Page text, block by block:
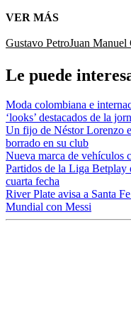
VER MÁS
Gustavo PetroJuan Manuel
Le puede
Moda colombiana e
‘looks’ destacados de la
Un fijo de Néstor Lorenzo
borrado en su club
Nueva marca de vehículos
Partidos de la Liga Betplay
cuarta fecha
River Plate avisa a Santa
Mundial con Messi